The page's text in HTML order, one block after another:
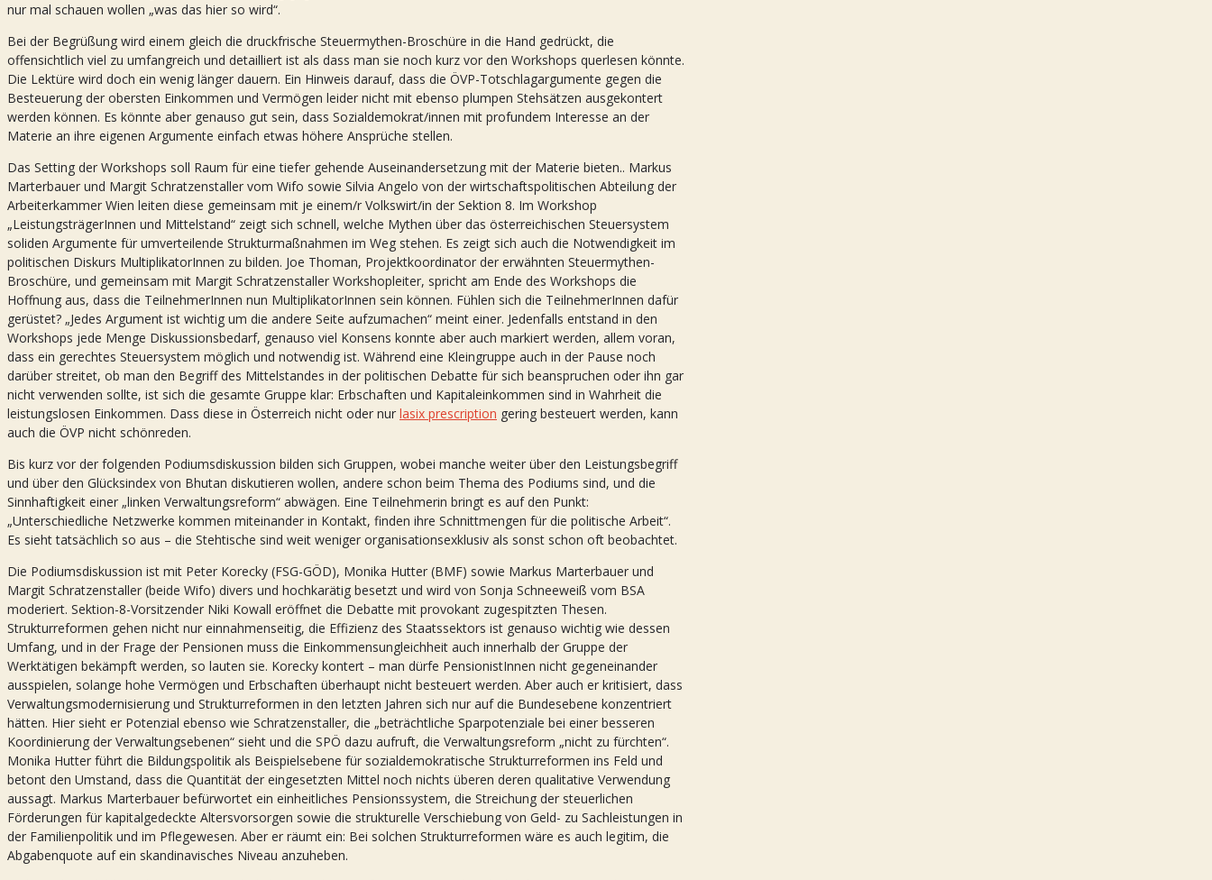
nur mal schauen wollen „was das hier so wird“.
Bei der Begrüßung wird einem gleich die druckfrische Steuermythen-Broschüre in die Hand gedrückt, die
offensichtlich viel zu umfangreich und detailliert ist als dass man sie noch kurz vor den Workshops querlesen könnte.
Die Lektüre wird doch ein wenig länger dauern. Ein Hinweis darauf, dass die ÖVP-Totschlagargumente gegen die
Besteuerung der obersten Einkommen und Vermögen leider nicht mit ebenso plumpen Stehsätzen ausgekontert
werden können. Es könnte aber genauso gut sein, dass Sozialdemokrat/innen mit profundem Interesse an der
Materie an ihre eigenen Argumente einfach etwas höhere Ansprüche stellen.
Das Setting der Workshops soll Raum für eine tiefer gehende Auseinandersetzung mit der Materie bieten.. Markus
Marterbauer und Margit Schratzenstaller vom Wifo sowie Silvia Angelo von der wirtschaftspolitischen Abteilung der
Arbeiterkammer Wien leiten diese gemeinsam mit je einem/r Volkswirt/in der Sektion 8. Im Workshop
„LeistungsträgerInnen und Mittelstand“ zeigt sich schnell, welche Mythen über das österreichischen Steuersystem
soliden Argumente für umverteilende Strukturmaßnahmen im Weg stehen. Es zeigt sich auch die Notwendigkeit im
politischen Diskurs MultiplikatorInnen zu bilden. Joe Thoman, Projektkoordinator der erwähnten Steuermythen-
Broschüre, und gemeinsam mit Margit Schratzenstaller Workshopleiter, spricht am Ende des Workshops die
Hoffnung aus, dass die TeilnehmerInnen nun MultiplikatorInnen sein können. Fühlen sich die TeilnehmerInnen dafür
gerüstet? „Jedes Argument ist wichtig um die andere Seite aufzumachen“ meint einer. Jedenfalls entstand in den
Workshops jede Menge Diskussionsbedarf, genauso viel Konsens konnte aber auch markiert werden, allem voran,
dass ein gerechtes Steuersystem möglich und notwendig ist. Während eine Kleingruppe auch in der Pause noch
darüber streitet, ob man den Begriff des Mittelstandes in der politischen Debatte für sich beanspruchen oder ihn gar
nicht verwenden sollte, ist sich die gesamte Gruppe klar: Erbschaften und Kapitaleinkommen sind in Wahrheit die
leistungslosen Einkommen. Dass diese in Österreich nicht oder nur lasix prescription gering besteuert werden, kann
auch die ÖVP nicht schönreden.
Bis kurz vor der folgenden Podiumsdiskussion bilden sich Gruppen, wobei manche weiter über den Leistungsbegriff
und über den Glücksindex von Bhutan diskutieren wollen, andere schon beim Thema des Podiums sind, und die
Sinnhaftigkeit einer „linken Verwaltungsreform“ abwägen. Eine Teilnehmerin bringt es auf den Punkt:
„Unterschiedliche Netzwerke kommen miteinander in Kontakt, finden ihre Schnittmengen für die politische Arbeit“.
Es sieht tatsächlich so aus – die Stehtische sind weit weniger organisationsexklusiv als sonst schon oft beobachtet.
Die Podiumsdiskussion ist mit Peter Korecky (FSG-GÖD), Monika Hutter (BMF) sowie Markus Marterbauer und
Margit Schratzenstaller (beide Wifo) divers und hochkarätig besetzt und wird von Sonja Schneeweiß vom BSA
moderiert. Sektion-8-Vorsitzender Niki Kowall eröffnet die Debatte mit provokant zugespitzten Thesen.
Strukturreformen gehen nicht nur einnahmenseitig, die Effizienz des Staatssektors ist genauso wichtig wie dessen
Umfang, und in der Frage der Pensionen muss die Einkommensungleichheit auch innerhalb der Gruppe der
Werktätigen bekämpft werden, so lauten sie. Korecky kontert – man dürfe PensionistInnen nicht gegeneinander
ausspielen, solange hohe Vermögen und Erbschaften überhaupt nicht besteuert werden. Aber auch er kritisiert, dass
Verwaltungsmodernisierung und Strukturreformen in den letzten Jahren sich nur auf die Bundesebene konzentriert
hätten. Hier sieht er Potenzial ebenso wie Schratzenstaller, die „beträchtliche Sparpotenziale bei einer besseren
Koordinierung der Verwaltungsebenen“ sieht und die SPÖ dazu aufruft, die Verwaltungsreform „nicht zu fürchten“.
Monika Hutter führt die Bildungspolitik als Beispielsebene für sozialdemokratische Strukturreformen ins Feld und
betont den Umstand, dass die Quantität der eingesetzten Mittel noch nichts überen deren qualitative Verwendung
aussagt. Markus Marterbauer befürwortet ein einheitliches Pensionssystem, die Streichung der steuerlichen
Förderungen für kapitalgedeckte Altersvorsorgen sowie die strukturelle Verschiebung von Geld- zu Sachleistungen in
der Familienpolitik und im Pflegewesen. Aber er räumt ein: Bei solchen Strukturreformen wäre es auch legitim, die
Abgabenquote auf ein skandinavisches Niveau anzuheben.